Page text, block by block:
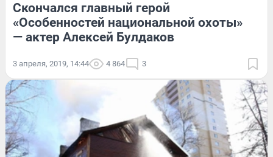
Скончался главный герой
«Особенностей национальной охоты»
— актер Алексей Булдаков
3 апреля, 2019, 14:44 4 864 3